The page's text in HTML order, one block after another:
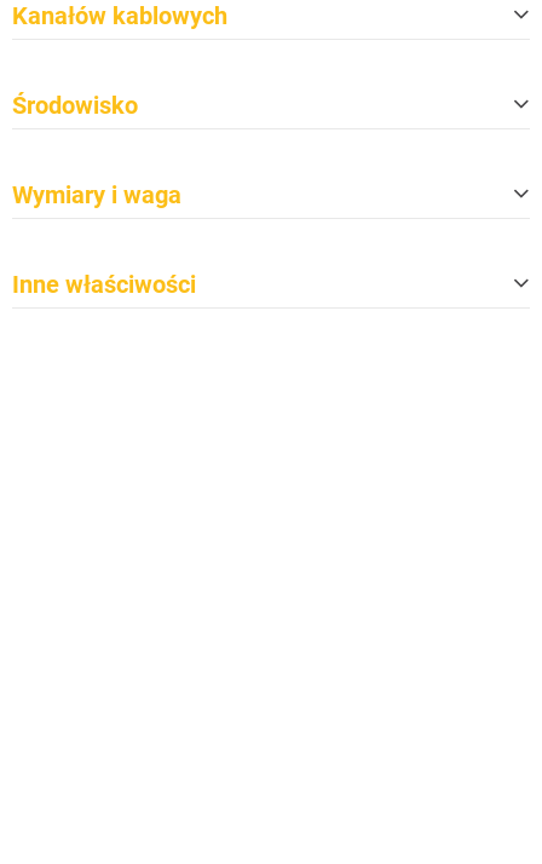
Kanałów kablowych
Rozmiar kanałów (S x W)
Środowisko
Zgodność z CP65
Wymiary i waga
Szerokość
Inne właściwości